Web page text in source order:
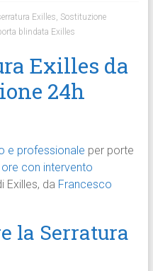
Exilles, Sostituzione
blindata Exilles
Exilles da
24h
e professionale per porte
con intervento
Exilles, da Francesco
la Serratura